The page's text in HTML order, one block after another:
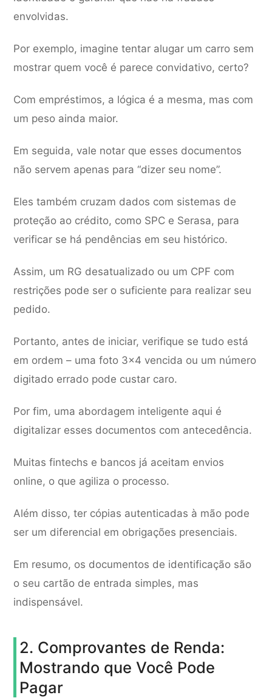
envolvidas.
Por exemplo, imagine tentar alugar um carro sem
mostrar quem você é parece convidativo, certo?
Com empréstimos, a lógica é a mesma, mas com
um peso ainda maior.
Em seguida, vale notar que esses documentos
não servem apenas para “dizer seu nome”.
Eles também cruzam dados com sistemas de
proteção ao crédito, como SPC e Serasa, para
verificar se há pendências em seu histórico.
Assim, um RG desatualizado ou um CPF com
restrições pode ser o suficiente para realizar seu
pedido.
Portanto, antes de iniciar, verifique se tudo está
em ordem – uma foto 3×4 vencida ou um número
digitado errado pode custar caro.
Por fim, uma abordagem inteligente aqui é
digitalizar esses documentos com antecedência.
Muitas fintechs e bancos já aceitam envios
online, o que agiliza o processo.
Além disso, ter cópias autenticadas à mão pode
ser um diferencial em obrigações presenciais.
Em resumo, os documentos de identificação são
o seu cartão de entrada simples, mas
indispensável.
2. Comprovantes de Renda:
Mostrando que Você Pode
Pagar